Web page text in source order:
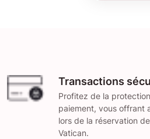
Transactions
Profitez de la
paiement, vous offrant
lors de la réservation
Vatican.